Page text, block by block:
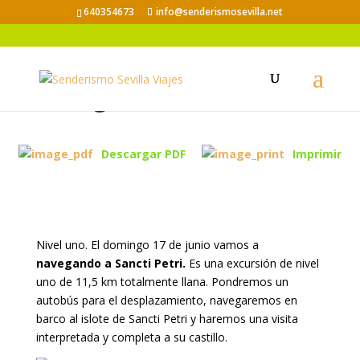
640354673 info@senderismosevilla.net
Navegando a Sancti Petri
Descargar PDF Imprimir
Nivel uno. El domingo 17 de junio vamos a
navegando a Sancti Petri. Es una excursión de nivel
uno de 11,5 km totalmente llana. Pondremos un
autobús para el desplazamiento, navegaremos en
barco al islote de Sancti Petri y haremos una visita
interpretada y completa a su castillo.